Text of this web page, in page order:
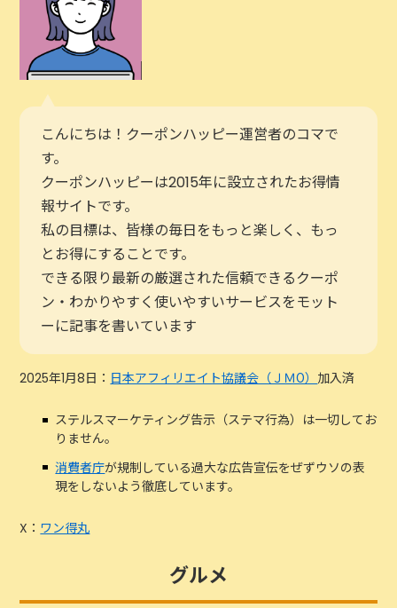
こんにちは！クーポンハッピー運営者のコマで
す。
クーポンハッピーは2015年に設立されたお得情
報サイトです。
私の目標は、皆様の毎日をもっと楽しく、もっ
とお得にすることです。
できる限り最新の厳選された信頼できるクーポ
ン・わかりやすく使いやすいサービスをモット
ーに記事を書いています
2025年1月8日： 日本アフィリエイト協議会（ＪＭО） 加入済
ステルスマーケティング告示（ステマ行為）は一切してお
りません。
消費者庁が規制している過大な広告宣伝をぜずウソの表
現をしないよう徹底しています。
X： ワン得丸
グルメ